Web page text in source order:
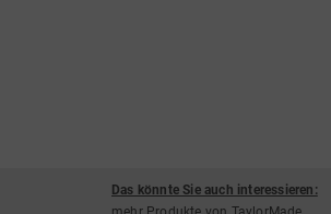
Das könnte Sie auch interessieren: